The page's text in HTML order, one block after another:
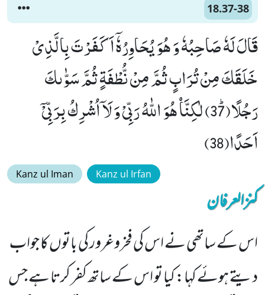
18.37-38
قَالَ لَهٗ صَاحِبُهٗ وَ هُوَ یُحَاوِرُهٗۤ اَكَفَرْتَ بِالَّذِیْ
خَلَقَكَ مِنْ تُرَابٍ ثُمَّ مِنْ نُّطْفَةٍ ثُمَّ سَوّٰىكَ
رَجُلًاﭤ(37) لٰكِنَّاۡ هُوَ اللّٰهُ رَبِّیْ وَ لَاۤ اُشْرِكُ بِرَبِّیْۤ
اَحَدًا(38)
Kanz ul Iman Kanz ul Irfan
کنزالعرفان
اس کے ساتھی نے اس کی فخروغرور کی باتوں کا جواب
دیتے ہوئے کہا: کیا تو اس کے ساتھ کفر کرتا ہے جس